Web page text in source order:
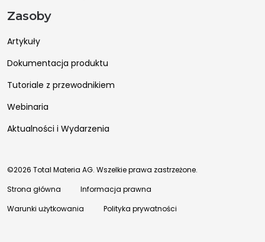
Zasoby
Artykuły
Dokumentacja produktu
Tutoriale z przewodnikiem
Webinaria
Aktualności i Wydarzenia
©2026 Total Materia AG. Wszelkie prawa zastrzeżone.
Strona główna
Informacja prawna
Warunki użytkowania
Polityka prywatności